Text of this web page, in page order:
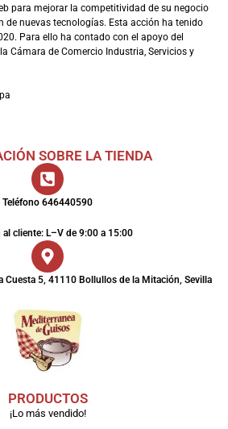
para mejorar la competitividad de su negocio
de nuevas tecnologías. Esta acción ha tenido
Para ello ha contado con el apoyo del
Cámara de Comercio Industria, Servicios y
SOBRE LA TIENDA
Teléfono 646440590
cliente: L–V de 9:00 a 15:00
Cuesta 5, 41110 Bollullos de la Mitación, Sevilla
PRODUCTOS
¡Lo más vendido!